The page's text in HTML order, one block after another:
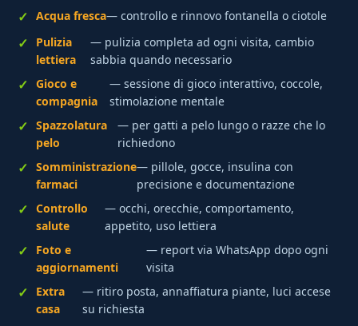
Acqua fresca— controllo e rinnovo fontanella o ciotole
Pulizia
lettiera
— pulizia completa ad ogni visita, cambio
sabbia quando necessario
Gioco e
compagnia
— sessione di gioco interattivo, coccole,
stimolazione mentale
Spazzolatura
pelo
— per gatti a pelo lungo o razze che lo
richiedono
Somministrazione
farmaci
— pillole, gocce, insulina con
precisione e documentazione
Controllo
salute
— occhi, orecchie, comportamento,
appetito, uso lettiera
Foto e
aggiornamenti
— report via WhatsApp dopo ogni
visita
Extra
casa
— ritiro posta, annaffiatura piante, luci accese
su richiesta